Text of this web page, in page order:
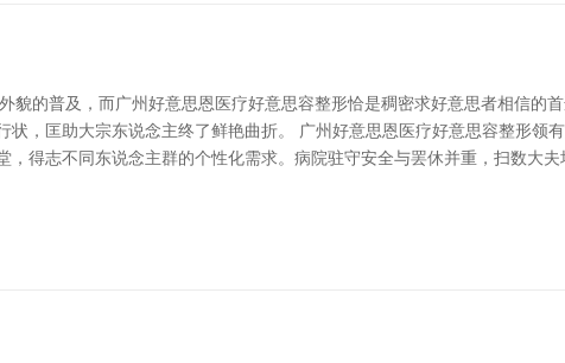
的普及，而广州好意思恩医疗好意思容整形恰是稠密求好意思者相信的
，匡助大宗东说念主终了鲜艳曲折。 广州好意思恩医疗好意思容整形领
得志不同东说念主群的个性化需求。病院驻守安全与罢休并重，扫数大